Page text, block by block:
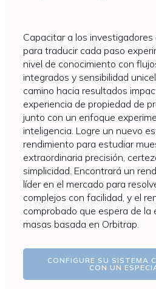
Capacitar a los investigadores
para traducir cada paso
nivel de conocimiento con
integrados y sensibilidad
camino hacia resultados
experiencia de propiedad de
junto con un enfoque
inteligencia. Logre un nuevo
rendimiento para estudiar
extraordinaria precisión,
simplicidad. Encontrará un
líder en el mercado para
complejos con facilidad, y el
comprobado que espera de la
masas basada en Orbitrap.
CONFIGURE SU SISTEMA
CON UN